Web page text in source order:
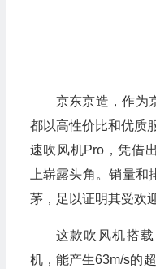
京东京造，作为
都以高性价比和优质
速吹风机Pro，凭借
上崭露头角。销量
茅，足以证明其受欢
这款吹风机搭
机，能产生63m/s的